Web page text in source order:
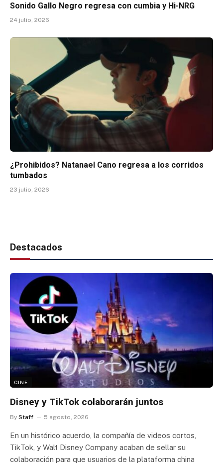
Sonido Gallo Negro regresa con cumbia y Hi-NRG
24 julio, 2026
¿Prohibidos? Natanael Cano regresa a los corridos
tumbados
23 julio, 2026
Destacados
CINE
Disney y TikTok colaborarán juntos
By Staff 5 agosto, 2026
En un histórico acuerdo, la compañía de videos cortos,
TikTok, y Walt Disney Company acaban de sellar su
colaboración para que usuarios de la plataforma china